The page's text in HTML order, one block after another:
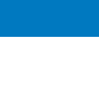
к основному